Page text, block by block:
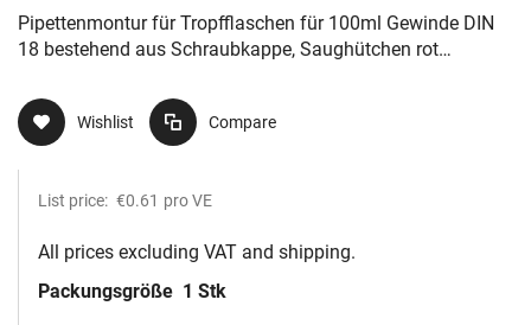
Saughütchen rot u.Glaspipette
Pipettenmontur für Tropfflaschen für 100ml Gewinde DIN
18 bestehend aus Schraubkappe, Saughütchen rot
Wishlist Compare
List price: €0.61 pro VE
All prices excluding VAT and shipping.
Packungsgröße 1 Stk